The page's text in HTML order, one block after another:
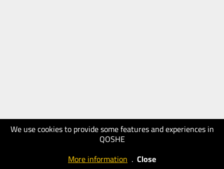
We use cookies to provide some features and experiences in
QOSHE
More information . Close